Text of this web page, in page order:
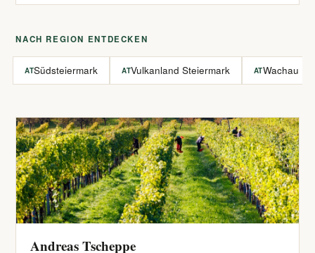
NACH REGION ENTDECKEN
ATSüdsteiermark ATVulkanland Steiermark ATWachau
Andreas Tscheppe